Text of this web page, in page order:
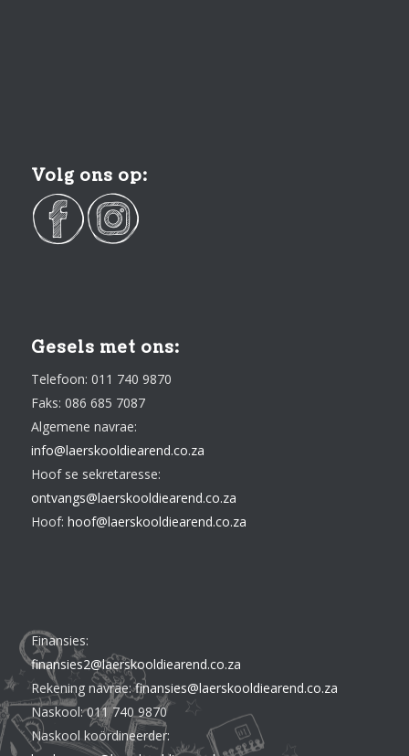
Volg ons op:
Gesels met ons:
Telefoon: 011 740 9870
Faks: 086 685 7087
Algemene navrae:
info@laerskooldiearend.co.za
Hoof se sekretaresse:
ontvangs@laerskooldiearend.co.za
Hoof: hoof@laerskooldiearend.co.za
Finansies:
finansies2@laerskooldiearend.co.za
Rekening navrae:finansies@laerskooldiearend.co.za
Naskool: 011 740 9870
Naskool koördineerder: